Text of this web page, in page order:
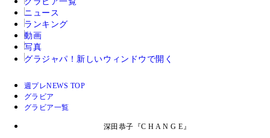
ニュース
ランキング
動画
写真
グラジャパ！ 新しいウィンドウで開く
週プレNEWS TOP
グラビア
グラビア一覧
深田恭子『C H A N G E』